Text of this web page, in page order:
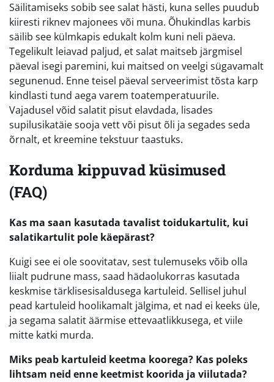
Säilitamiseks sobib see salat hästi, kuna selles puudub
kiiresti riknev majonees või muna. Õhukindlas karbis
säilib see külmkapis edukalt kolm kuni neli päeva.
Tegelikult leiavad paljud, et salat maitseb järgmisel
päeval isegi paremini, kui maitsed on veelgi sügavamalt
segunenud. Enne teisel päeval serveerimist tõsta karp
kindlasti tund aega varem toatemperatuurile.
Vajadusel võid salatit pisut elavdada, lisades
supilusikatäie sooja vett või pisut õli ja segades seda
õrnalt, et kreemine tekstuur taastuks.
Korduma kippuvad küsimused
(FAQ)
Kas ma saan kasutada tavalist toidukartulit, kui
salatikartulit pole käepärast?
Kuigi see ei ole soovitatav, sest tulemuseks võib olla
liialt pudrune mass, saad hädaolukorras kasutada
keskmise tärklisesisaldusega kartuleid. Sellisel juhul
pead kartuleid hoolikamalt jälgima, et nad ei keeks üle,
ja segama salatit äärmise ettevaatlikkusega, et viile
mitte katki murda.
Miks peab kartuleid keetma koorega? Kas poleks
lihtsam neid enne keetmist koorida ja viilutada?